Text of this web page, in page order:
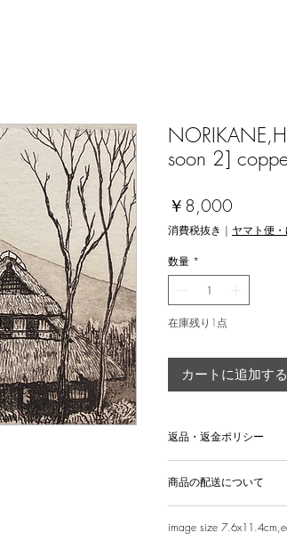
soon 2]
￥8,000
格
消費税抜き | ヤマト便
数量 *
在庫残り1点
カートに追加する
返品・返金ポリシー
商品の配送について
image size